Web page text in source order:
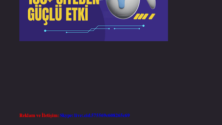
Reklam ve İletişim:Skype: live:.cid.575569c608265c69